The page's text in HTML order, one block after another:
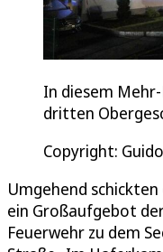
In diesem
dritten
Copyright:
Umgehend
ein Großaufgebot
Feuerwehr zu dem